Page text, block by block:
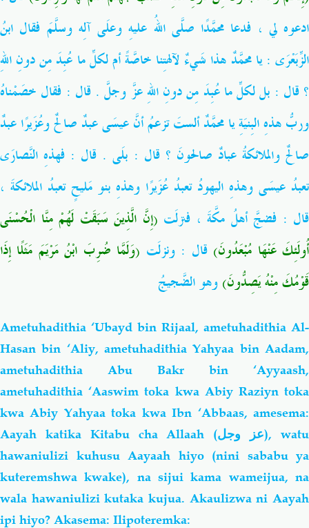
ادعوه لي ، فدعا محمَّدًا صلَّى اللهُ عليهِ وعلَى آلِه وسلَّمَ فقال ابنُ
الزِّبَعْرَى:يا محمَّدٌ هذا شَيءٌ لآلهتِنا خاصَّةً أم لكلِّ ما عُبِدَ مِن دونِ اللهِ
؟ قال : بل لكلِّ ما عُبِدَ مِن دونِ اللهِ عزَّ وجلَّ . قال : فقال خصَمْناهُ
وربُّ هذهِ البِنيَةِ يا محمَّدٌ ألستَ تزعمُ أنَّ عيسَى عبدٌ صالحٌ وعُزَيرًا عبدٌ
صالحٌ والملائكةُ عبادٌ صالحونَ ؟ قال : بلَى . قال : فهذهِ النَّصارَى
تعبدُ عيسَى وهذهِ اليهودُ تعبدُ عُزَيرًا وهذهِ بنو مَليحٍ تعبدُ الملائكةَ ،
قال : فضجَّ أهلُ مكَّةَ ، فنزلَت (إِنَّ الَّذِينَ سَبَقَتْ لَهُمْ مِنَّا الْحُسْنَى
أُولَئِكَ عَنْهَا مُبْعَدُونَ) قال : ونزلَت (وَلَمَّا ضُرِبَ ابْنُ مَرْيَمَ مَثَلًا إِذَا
قَوْمُكَ مِنْهُ يَصِدُّونَ)وهو الضَّجيجُ
Ametuhadithia ‘Ubayd bin Rijaal, ametuhadithia Al-
Hasan bin ‘Aliy, ametuhadithia Yahyaa bin Aadam,
ametuhadithia Abu Bakr bin ‘Ayyaash,
ametuhadithia ‘Aaswim toka kwa Abiy Raziyn toka
kwa Abiy Yahyaa toka kwa Ibn ‘Abbaas, amesema:
Aayah katika Kitabu cha Allaah (عز وجل), watu
hawaniulizi kuhusu Aayaah hiyo (nini sababu ya
kuteremshwa kwake), na sijui kama wameijua, na
wala hawaniulizikutaka kujua. Akaulizwa ni Aayah
ipi hiyo? Akasema: Ilipoteremka: